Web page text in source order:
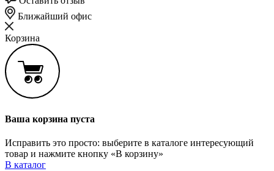
Ближайший офис
Корзина
Ваша корзина пуста
Исправить это просто: выберите в каталоге интересующий
товар и нажмите кнопку «В корзину»
В каталог